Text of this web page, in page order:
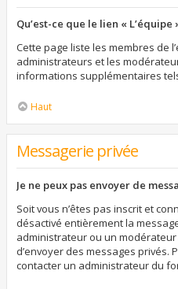
Qu’est-ce que le lien « L’équipe
Cette page liste les membres de
administrateurs et les
informations supplémentaires
Haut
Messagerie privée
Je ne peux pas envoyer de
Soit vous n’êtes pas inscrit et
désactivé entièrement la
administrateur ou un
d’envoyer des messages privés.
contacter un administrateur du